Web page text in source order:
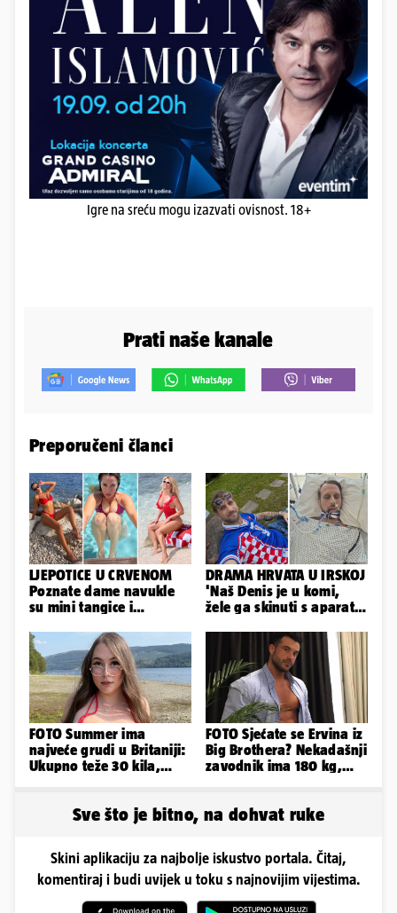
Igre na sreću mogu izazvati ovisnost. 18+
Prati naše kanale
Preporučeni članci
LJEPOTICE U CRVENOM
Poznate dame navukle
su mini tangice i
obline
DRAMA HRVATA U IRSKOJ
'Naš Denis je u komi,
žele ga skinuti s aparata!
FOTO Summer ima
najveće grudi u Britaniji:
Ukupno teže 30 kila,
FOTO Sjećate se Ervina iz
Big Brothera? Nekadašnji
zavodnik ima 180 kg,
Sve što je bitno, na dohvat ruke
Skini aplikaciju za najbolje iskustvo portala. Čitaj,
komentiraj i budi uvijek u toku s najnovijim vijestima.